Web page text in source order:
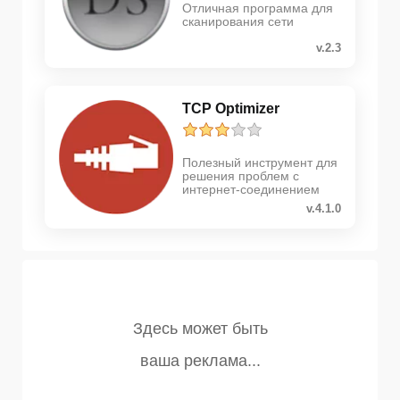
Отличная программа для
сканирования сети
v.2.3
TCP Optimizer
Полезный инструмент для
решения проблем с
интернет-соединением
v.4.1.0